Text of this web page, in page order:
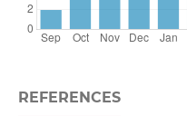
REFERENCES